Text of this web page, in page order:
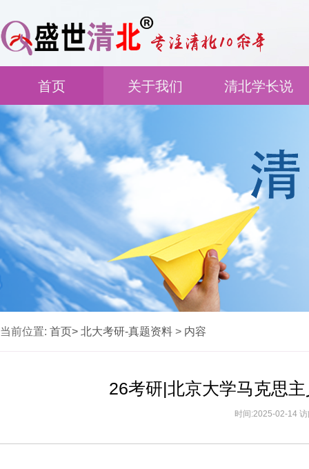
首页 关于我们 清北学长说
当前位置: 首页> 北大考研-真题资料 > 内容
26考研|北京大学马克思
时间:2025-02-14